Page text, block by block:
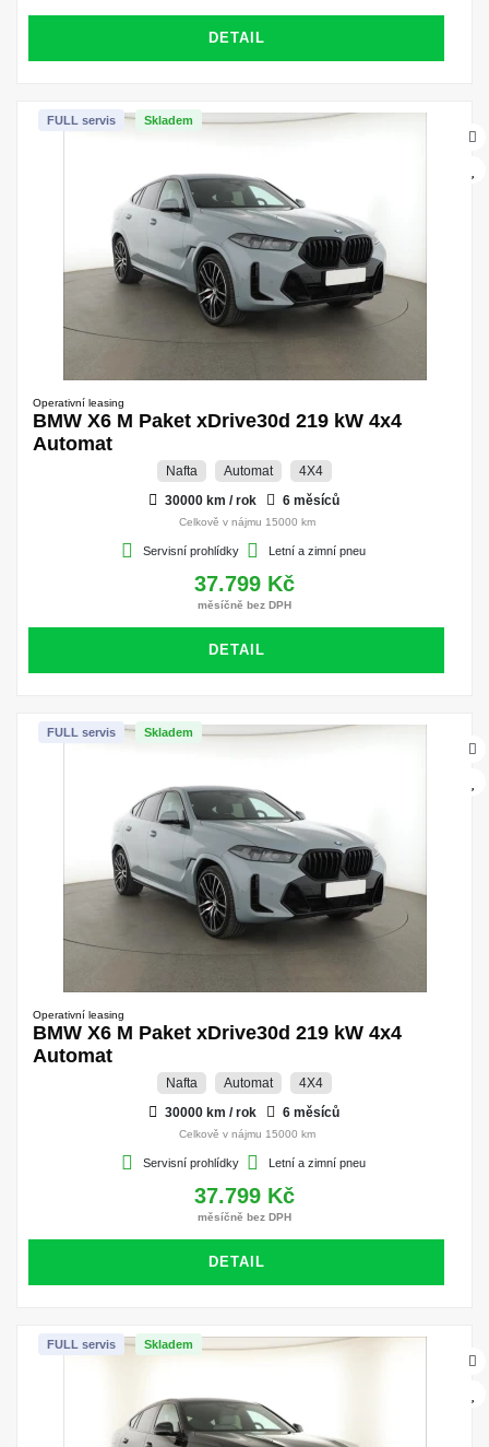
DETAIL
Skladem
FULL servis
Operativní leasing
BMW X6 M Paket xDrive30d 219 kW 4x4
Automat
Nafta Automat
4X4
30000 km / rok
6 měsíců
Celkově v nájmu 15000 km
Servisní prohlídky Letní a zimní pneu
37.799 Kč
měsíčně bez DPH
DETAIL
Skladem
FULL servis
Operativní leasing
BMW X6 M Paket xDrive30d 219 kW 4x4
Automat
Nafta Automat
4X4
30000 km / rok
6 měsíců
Celkově v nájmu 15000 km
Servisní prohlídky Letní a zimní pneu
37.799 Kč
měsíčně bez DPH
DETAIL
Skladem
FULL servis